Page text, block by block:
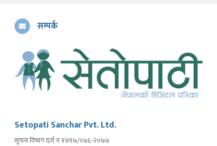
सम्पर्क
Setopati Sanchar Pvt. Ltd.
सूचना विभाग दर्ता नंः १४१७/०७६-२०७७